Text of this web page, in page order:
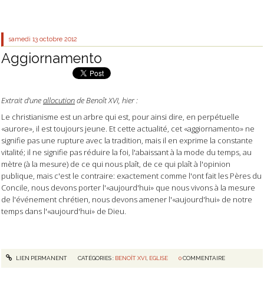
samedi 13 octobre 2012
Aggiornamento
Extrait d’uneallocutionde Benoît XVI, hier :
Le christianisme est un arbre qui est, pour ainsi dire, en perpétuelle
«aurore», il est toujours jeune. Et cette actualité, cet «aggiornamento» ne
signifie pas une rupture avec la tradition, mais il en exprime la constante
vitalité; il ne signifie pas réduire la foi, l'abaissant à la mode du temps, au
mètre (à la mesure) de ce qui nous plaît, de ce qui plaît à l'opinion
publique, mais c'est le contraire: exactement comme l'ont fait les Pères du
Concile, nous devons porter l'«aujourd'hui» que nous vivons à la mesure
de l'événement chrétien, nous devons amener l'«aujourd'hui» de notre
temps dans l'«aujourd'hui» de Dieu.
LIEN PERMANENT CATÉGORIES : BENOÎT XVI EGLISE 0COMMENTAIRE